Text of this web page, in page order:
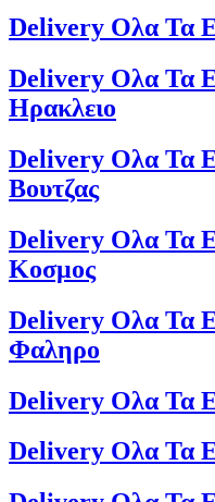
Delivery Ολα Τα
Delivery Ολα Τα
Ηρακλειο
Delivery Ολα Τα
Βουτζας
Delivery Ολα Τα
Κοσμος
Delivery Ολα Τα
Φαληρο
Delivery Ολα Τα
Delivery Ολα Τα